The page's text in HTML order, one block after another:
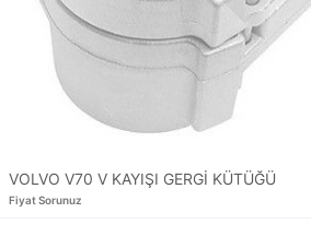
VOLVO V70 V KAYIŞI GERGİ KÜTÜĞÜ
Fiyat Sorunuz